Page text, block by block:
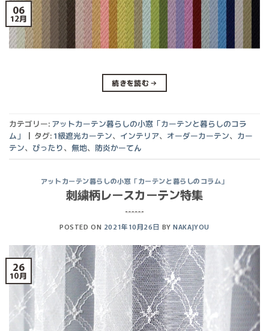
06
12月
続きを読む→
カテゴリー: アットカーテン暮らしの小窓「カーテンと暮らしのコラ
ム」
| タグ: 1級遮光カーテン、 インテリア、 オーダーカーテン、 カー
テン、 ぴったり、 無地、 防炎かーてん
アットカーテン暮らしの小窓「カーテンと暮らしのコラム」
刺繍柄レースカーテン特集
POSTED ON 2021年10月26日 BYNAKAJYOU
26
10月